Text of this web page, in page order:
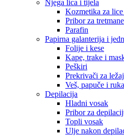
Njega lica i tijela
Kozmetika za
Pribor za tretmane
Parafin
Papirna galanterija i
Folije i kese
Kape, trake i
Peškiri
Prekrivači za ležaj
Veš, papuče i
Depilacija
Hladni vosak
Pribor za
Topli vosak
Ulje nakon